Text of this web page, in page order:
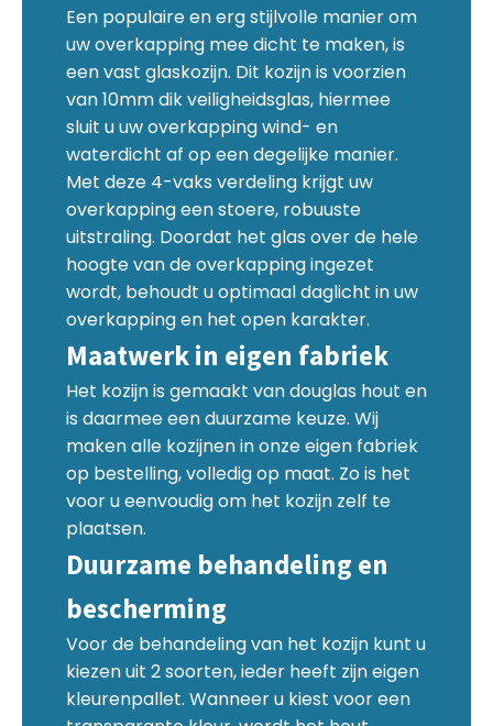
Een populaire en erg stijlvolle manier om
uw overkapping mee dicht te maken, is
een vast glaskozijn. Dit kozijn is voorzien
van 10mm dik veiligheidsglas, hiermee
sluit u uw overkapping wind- en
waterdicht af op een degelijke manier.
Met deze 4-vaks verdeling krijgt uw
overkapping een stoere, robuuste
uitstraling. Doordat het glas over de hele
hoogte van de overkapping ingezet
wordt, behoudt u optimaal daglicht in uw
overkapping en het open karakter.
Maatwerk in eigen fabriek
Het kozijn is gemaakt van douglas hout en
is daarmee een duurzame keuze. Wij
maken alle kozijnen in onze eigen fabriek
op bestelling, volledig op maat. Zo is het
voor u eenvoudig om het kozijn zelf te
plaatsen.
Duurzame behandeling en
bescherming
Voor de behandeling van het kozijn kunt u
kiezen uit 2 soorten, ieder heeft zijn eigen
kleurenpallet. Wanneer u kiest voor een